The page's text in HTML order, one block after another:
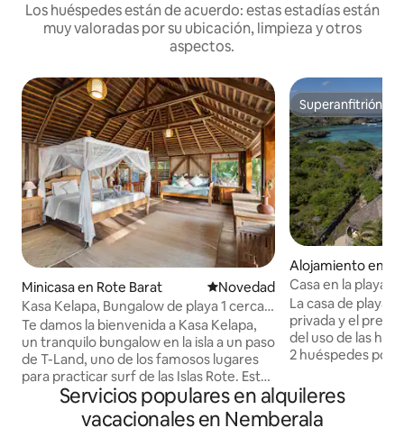
Los huéspedes están de acuerdo: estas estadías están
muy valoradas por su ubicación, limpieza y otros
aspectos.
Minicasa en Rote Barat Lugar para hospedarse
Novedad
Kasa Kelapa, Bungalow de playa 1 cerca
de T-Land Break
Te damos la bienvenida a Kasa Kelapa,
un tranquilo bungalow en la isla a un paso
de T-Land, uno de los famosos lugares
para practicar surf de las Islas Rote. Este
acogedor bungalow de estilo playero
está diseñado para parejas, viajeros en
solitario y familias pequeñas que buscan
Superanfitrión
Superanfitrión
Alojamiento en
Casa en la playa
La casa de playa
privada y el
del uso de las
2 huéspedes por
cerrados. Selecciona 2 huéspedes por
habitación para
correcta o ponte
Servicios populares en alquileres
vacacionales en Nemberala